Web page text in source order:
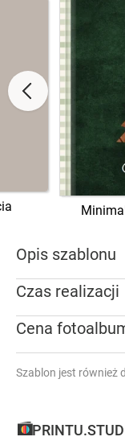
Opis szablonu
Czas realizacji
Cena
Szablon jest również